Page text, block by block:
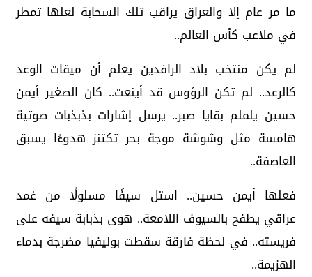
ما مر عام إلا والعراق يراقب تلك السحابة لعلها تمطر
في ملاعب كأس العالم..
لم يكن منتخب بلاد الرافدين يعلم أن ميقات الوعد
كالرعد.. لم تكن الرؤوس قد أينعت.. كان الصغير أيمن
حسين يلملم بقايا صبر.. يرسل إشارات بذبذبات صوتية
هامسة مثل وشوشة موجة بحر تكتنز هدوءًا يسبق
العاصفة..
فعلها أيمن حسين.. استل سيفًا مسلولًا من غمد
عراقي يطفح بالسيوف اللامعة.. هوى بذبابة سيفه على
فريسته.. في لحظة فارقة سقطت بوليفيا مضرجة بدماء
الهزيمة..